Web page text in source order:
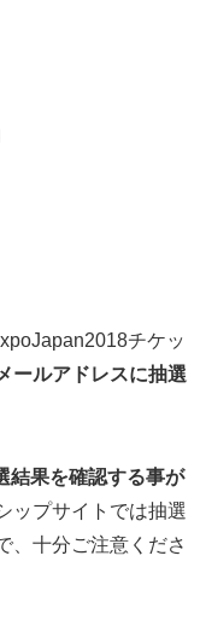
チケッ
ールアドレスに抽選
結果を確認する事が
ップサイトでは抽選
、十分ご注意くださ